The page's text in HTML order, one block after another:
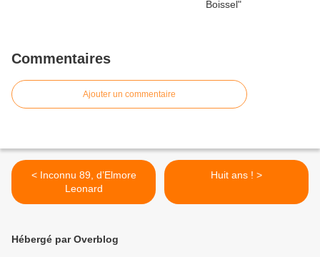
Commentaires
Ajouter un commentaire
< Inconnu 89, d’Elmore
Leonard
Huit ans ! >
Hébergé par Overblog